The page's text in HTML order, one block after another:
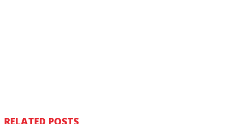
RELATED POSTS